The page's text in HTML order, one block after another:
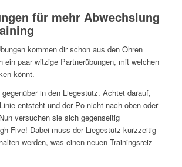
für mehr Abwechslung
kommen dir schon aus den Ohren
ein paar witzige Partnerübungen, mit welchen
könnt.
in den Liegestütz. Achtet darauf,
entsteht und der Po nicht nach oben oder
versuchen sie sich gegenseitig
Five! Dabei muss der Liegestütz kurzzeitig
werden, was einen neuen Trainingsreiz